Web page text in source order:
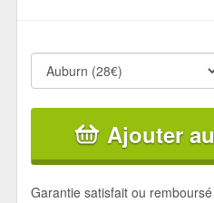
Ajouter
Garantie satisfait ou remboursé